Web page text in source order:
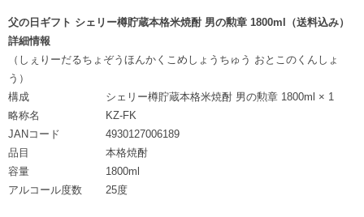
父の日ギフト シェリー樽貯蔵本格米焼酎 男の勲章 1800ml（送料込み）
詳細情報
（しぇりーだるちょぞうほんかくこめしょうちゅう おとこのくんしょ
う）
構成
シェリー樽貯蔵本格米焼酎 男の勲章 1800ml × 1
略称名
KZ-FK
JANコード
4930127006189
品目
本格焼酎
容量
1800ml
アルコール度数
25度